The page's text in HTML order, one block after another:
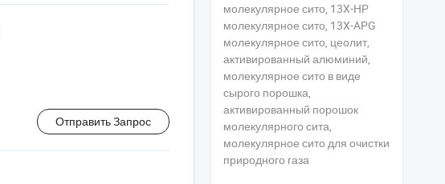
Отправить Запрос
молекулярное сито, 13X-HP
молекулярное сито, 13X-APG
молекулярное сито, цеолит,
активированный алюминий,
молекулярное сито в виде
сырого порошка,
активированный порошок
молекулярного сита,
молекулярное сито для очистки
природного газа